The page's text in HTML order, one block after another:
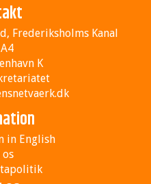
Frederiksholms Kanal
K
in English
os